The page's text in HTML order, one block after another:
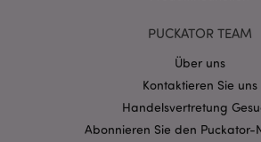
PUCKATOR TEAM
Über uns
Kontaktieren Sie uns
Handelsvertretung
Abonnieren Sie den Puckator-
mage-cache-storage-section-